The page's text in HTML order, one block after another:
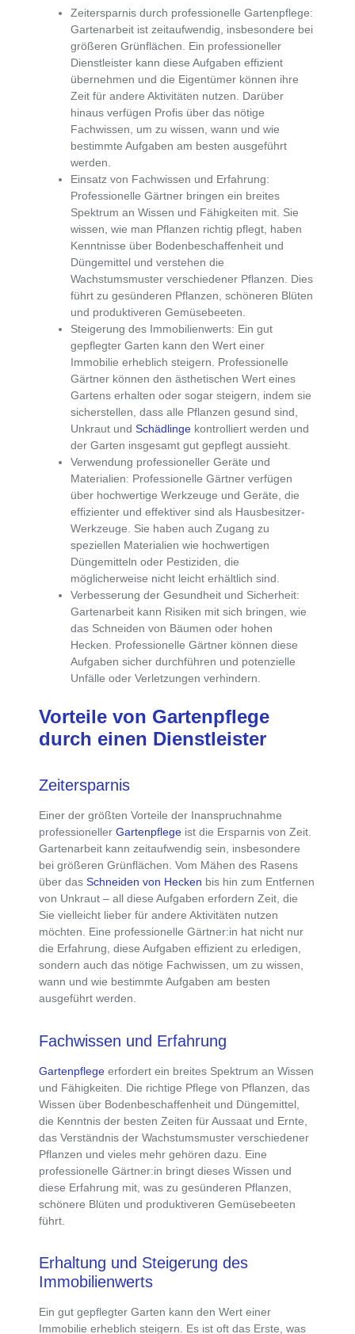
Zeitersparnis durch professionelle Gartenpflege:
Gartenarbeit ist zeitaufwendig, insbesondere bei
größeren Grünflächen. Ein professioneller
Dienstleister kann diese Aufgaben effizient
übernehmen und die Eigentümer können ihre
Zeit für andere Aktivitäten nutzen. Darüber
hinaus verfügen Profis über das nötige
Fachwissen, um zu wissen, wann und wie
bestimmte Aufgaben am besten ausgeführt
werden.
Einsatz von Fachwissen und Erfahrung:
Professionelle Gärtner bringen ein breites
Spektrum an Wissen und Fähigkeiten mit. Sie
wissen, wie man Pflanzen richtig pflegt, haben
Kenntnisse über Bodenbeschaffenheit und
Düngemittel und verstehen die
Wachstumsmuster verschiedener Pflanzen. Dies
führt zu gesünderen Pflanzen, schöneren Blüten
und produktiveren Gemüsebeeten.
Steigerung des Immobilienwerts: Ein gut
gepflegter Garten kann den Wert einer
Immobilie erheblich steigern. Professionelle
Gärtner können den ästhetischen Wert eines
Gartens erhalten oder sogar steigern, indem sie
sicherstellen, dass alle Pflanzen gesund sind,
Unkraut undSchädlinge kontrolliert werden und
der Garten insgesamt gut gepflegt aussieht.
Verwendung professioneller Geräte und
Materialien: Professionelle Gärtner verfügen
über hochwertige Werkzeuge und Geräte, die
effizienter und effektiver sind als Hausbesitzer-
Werkzeuge. Sie haben auch Zugang zu
speziellen Materialien wie hochwertigen
Düngemitteln oder Pestiziden, die
möglicherweise nicht leicht erhältlich sind.
Verbesserung der Gesundheit und Sicherheit:
Gartenarbeit kann Risiken mit sich bringen, wie
das Schneiden von Bäumen oder hohen
Hecken. Professionelle Gärtner können diese
Aufgaben sicher durchführen und potenzielle
Unfälle oder Verletzungen verhindern.
Vorteile von Gartenpflege
durch einen Dienstleister
Zeitersparnis
Einer der größten Vorteile der Inanspruchnahme
professionellerGartenpflege ist die Ersparnis von Zeit
Gartenarbeit kann zeitaufwendig sein, insbesondere
bei größeren Grünflächen. Vom Mähen des Rasens
über dasSchneiden von Hecken bis hin zum Entfernen
von Unkraut – all diese Aufgaben erfordern Zeit, die
Sie vielleicht lieber für andere Aktivitäten nutzen
möchten. Eine professionelle Gärtner:in hat nicht nur
die Erfahrung, diese Aufgaben effizient zu erledigen,
sondern auch das nötige Fachwissen, um zu wissen,
wann und wie bestimmte Aufgaben am besten
ausgeführt werden.
Fachwissen und Erfahrung
Gartenpflegeerfordert ein breites Spektrum an Wissen
und Fähigkeiten. Die richtige Pflege von Pflanzen, das
Wissen über Bodenbeschaffenheit und Düngemittel,
die Kenntnis der besten Zeiten für Aussaat und Ernte,
das Verständnis der Wachstumsmuster verschiedener
Pflanzen und vieles mehr gehören dazu. Eine
professionelle Gärtner:in bringt dieses Wissen und
diese Erfahrung mit, was zu gesünderen Pflanzen,
schönere Blüten und produktiveren Gemüsebeeten
führt.
Erhaltung und Steigerung des
Immobilienwerts
Ein gut gepflegter Garten kann denWert einer
Immobilie erheblich steigern . Es ist oft das Erste, was